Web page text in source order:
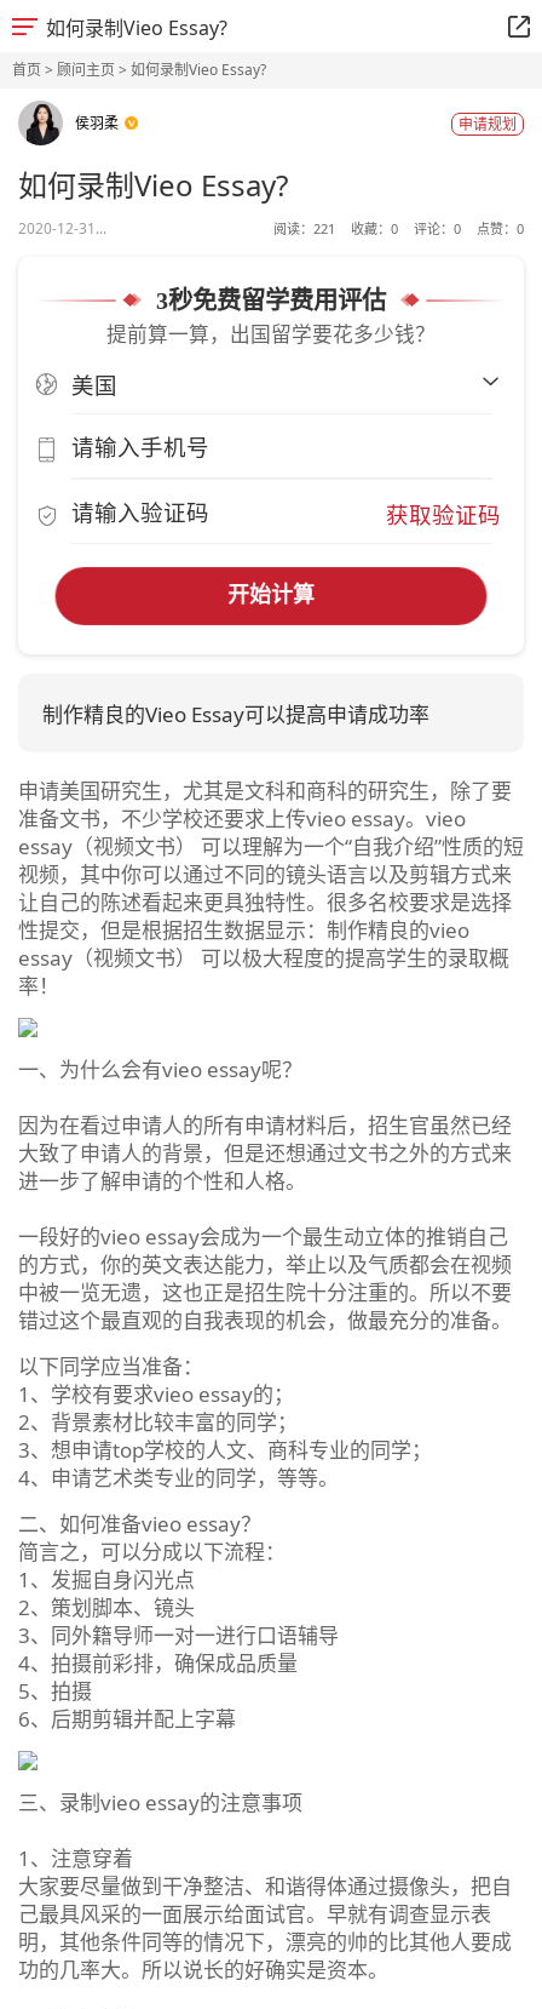
如何录制Vieo Essay?
首页> 顾问主页> 如何录制Vieo Essay?
侯羽柔 申请规划
如何录制Vieo Essay?
2020-12-31... 阅读： 221 收藏： 0 评论： 0 点赞： 0
3秒免费留学费用评估
提前算一算，出国留学要花多少钱？
获取验证码
开始计算
制作精良的Vieo Essay可以提高申请成功率
申请美国研究生，尤其是文科和商科的研究生，除了要
准备文书，不少学校还要求上传vieo essay。vieo
essay（视频文书） 可以理解为一个“自我介绍”性质的短
视频，其中你可以通过不同的镜头语言以及剪辑方式来
让自己的陈述看起来更具独特性。很多名校要求是选择
性提交，但是根据招生数据显示：制作精良的vieo
essay（视频文书） 可以极大程度的提高学生的录取概
率！
一、为什么会有vieo essay呢？
因为在看过申请人的所有申请材料后，招生官虽然已经
大致了申请人的背景，但是还想通过文书之外的方式来
进一步了解申请的个性和人格。
一段好的vieo essay会成为一个最生动立体的推销自己
的方式，你的英文表达能力，举止以及气质都会在视频
中被一览无遗，这也正是招生院十分注重的。所以不要
错过这个最直观的自我表现的机会，做最充分的准备。
以下同学应当准备：
1、学校有要求vieo essay的；
2、背景素材比较丰富的同学；
3、想申请top学校的人文、商科专业的同学；
4、申请艺术类专业的同学，等等。
二、如何准备vieo essay？
简言之，可以分成以下流程：
1、发掘自身闪光点
2、策划脚本、镜头
3、同外籍导师一对一进行口语辅导
4、拍摄前彩排，确保成品质量
5、拍摄
6、后期剪辑并配上字幕
三、录制vieo essay的注意事项
1、注意穿着
大家要尽量做到干净整洁、和谐得体通过摄像头，把自
己最具风采的一面展示给面试官。早就有调查显示表
明，其他条件同等的情况下，漂亮的帅的比其他人要成
功的几率大。所以说长的好确实是资本。